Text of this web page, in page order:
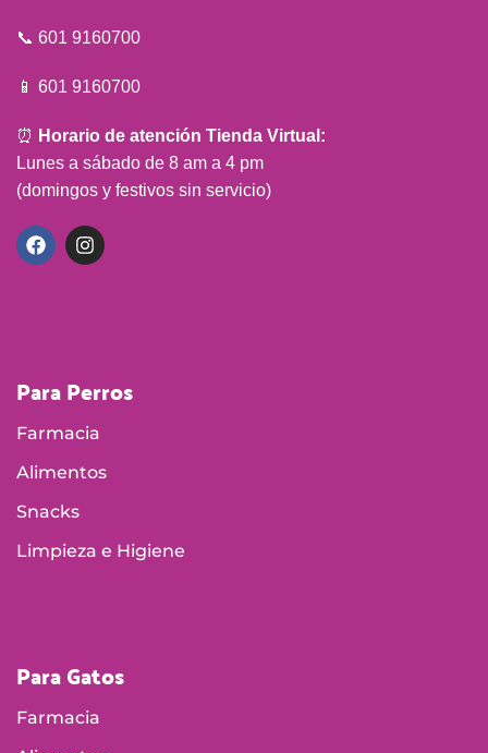
📞 601 9160700
📱 601 9160700
⏰ Horario de atención Tienda Virtual:
Lunes a sábado de 8 am a 4 pm
(domingos y festivos sin servicio)
Para Perros
Farmacia
Alimentos
Snacks
Limpieza e Higiene
Para Gatos
Farmacia